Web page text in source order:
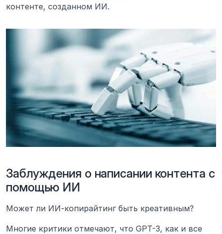
контенте, созданном ИИ.
Заблуждения о написании контента с
помощью ИИ
Может ли ИИ-копирайтинг быть креативным?
Многие критики отмечают, что GPT-3, как и все